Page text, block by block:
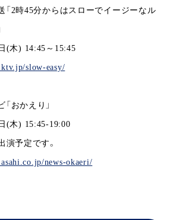
「2時45分からはスローでイージーなル
(木) 14:45～15:45
slow-easy/
おかえり」
(木) 15:45-19:00
予定です。
news-okaeri/